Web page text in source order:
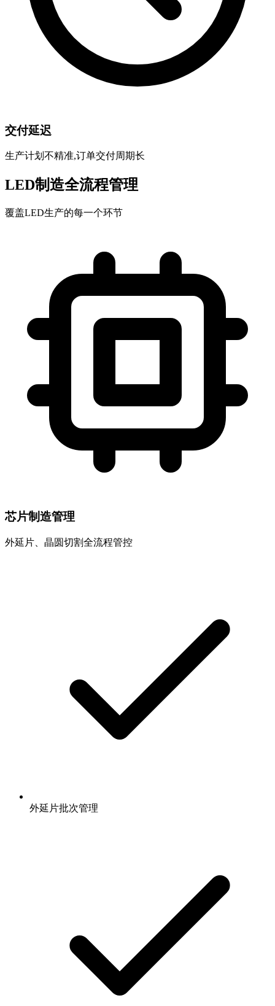
交付延迟
生产计划不精准,订单交付周期长
LED制造全流程管理
覆盖LED生产的每一个环节
芯片制造管理
外延片、晶圆切割全流程管控
外延片批次管理